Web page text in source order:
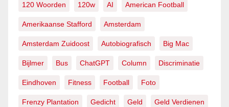
120 Woorden 120w AI American Football
Amerikaanse Stafford Amsterdam
Amsterdam Zuidoost Autobiografisch Big Mac
Bijlmer Bus ChatGPT Column Discriminatie
Eindhoven Fitness Football Foto
Frenzy Plantation Gedicht Geld Geld Verdienen